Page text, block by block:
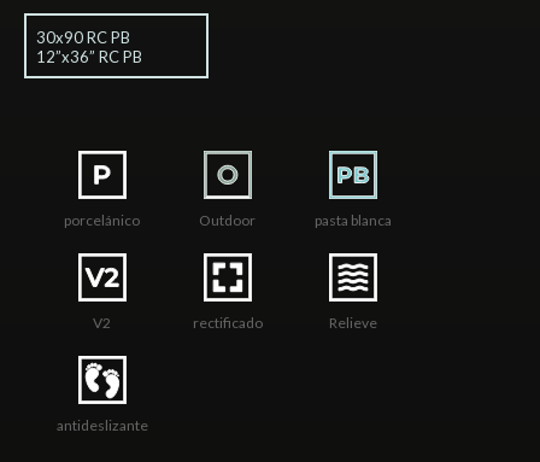
30x90 RC PB
12”x36” RC PB
porcelánico Outdoor pasta blanca
V2 rectificado Relieve
antideslizante